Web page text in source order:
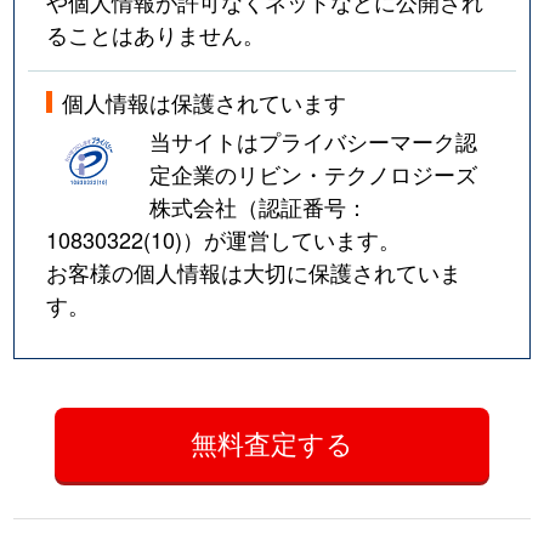
ることはありません。
個人情報は保護されています
当サイトはプライバシーマーク認
定企業のリビン・テクノロジーズ
株式会社（認証番号：
10830322(10)）が運営しています。
お客様の個人情報は大切に保護されていま
す。